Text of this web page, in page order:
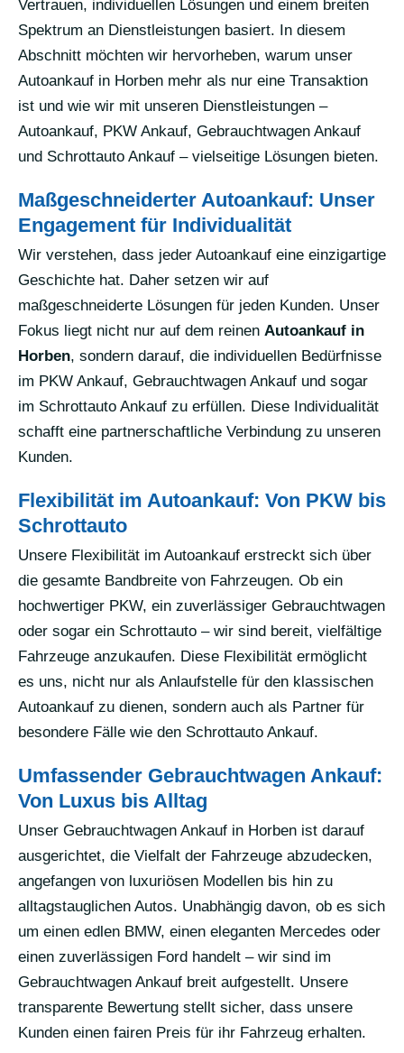
Vertrauen, individuellen Lösungen und einem breiten
Spektrum an Dienstleistungen basiert. In diesem
Abschnitt möchten wir hervorheben, warum unser
Autoankauf in Horben mehr als nur eine Transaktion
ist und wie wir mit unseren Dienstleistungen –
Autoankauf, PKW Ankauf, Gebrauchtwagen Ankauf
und Schrottauto Ankauf – vielseitige Lösungen bieten.
Maßgeschneiderter Autoankauf: Unser
Engagement für Individualität
Wir verstehen, dass jeder Autoankauf eine einzigartige
Geschichte hat. Daher setzen wir auf
maßgeschneiderte Lösungen für jeden Kunden. Unser
Fokus liegt nicht nur auf dem reinen Autoankauf in
Horben, sondern darauf, die individuellen Bedürfnisse
im PKW Ankauf, Gebrauchtwagen Ankauf und sogar
im Schrottauto Ankauf zu erfüllen. Diese Individualität
schafft eine partnerschaftliche Verbindung zu unseren
Kunden.
Flexibilität im Autoankauf: Von PKW bis
Schrottauto
Unsere Flexibilität im Autoankauf erstreckt sich über
die gesamte Bandbreite von Fahrzeugen. Ob ein
hochwertiger PKW, ein zuverlässiger Gebrauchtwagen
oder sogar ein Schrottauto – wir sind bereit, vielfältige
Fahrzeuge anzukaufen. Diese Flexibilität ermöglicht
es uns, nicht nur als Anlaufstelle für den klassischen
Autoankauf zu dienen, sondern auch als Partner für
besondere Fälle wie den Schrottauto Ankauf.
Umfassender Gebrauchtwagen Ankauf:
Von Luxus bis Alltag
Unser Gebrauchtwagen Ankauf in Horben ist darauf
ausgerichtet, die Vielfalt der Fahrzeuge abzudecken,
angefangen von luxuriösen Modellen bis hin zu
alltagstauglichen Autos. Unabhängig davon, ob es sich
um einen edlen BMW, einen eleganten Mercedes oder
einen zuverlässigen Ford handelt – wir sind im
Gebrauchtwagen Ankauf breit aufgestellt. Unsere
transparente Bewertung stellt sicher, dass unsere
Kunden einen fairen Preis für ihr Fahrzeug erhalten.